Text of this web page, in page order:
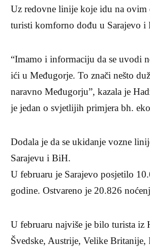
Uz redovne linije koje idu na ovim
turisti komforno dođu u Sarajevo i
“Imamo i informaciju da se uvodi
ići u Međugorje. To znači nešto
naravno Međugorju”, kazala je
je jedan o svjetlijih primjera bh.
Dodala je da se ukidanje vozne
Sarajevu i BiH.
U februaru je Sarajevo posjetilo
godine. Ostvareno je 20.826
U februaru najviše je bilo turista iz
Švedske, Austrije, Velike Britanije,